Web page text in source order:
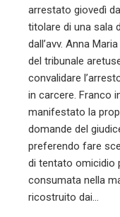
arrestato giovedì
titolare di una sala
dall’avv. Anna
del tribunale
convalidare
in carcere. Franco
manifestato la
domande del
preferendo fare
di tentato omicidio
consumata nella
ricostruito dai…